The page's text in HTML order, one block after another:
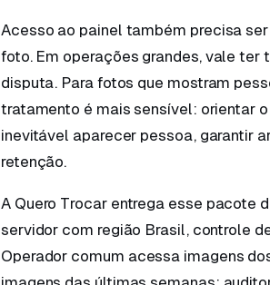
Acesso ao painel também precisa
foto. Em operações grandes, vale
disputa. Para fotos que mostram
tratamento é mais sensível: orientar
inevitável aparecer pessoa, garantir
retenção.
A Quero Trocar entrega esse pacote
servidor com região Brasil, controle
Operador comum acessa imagens